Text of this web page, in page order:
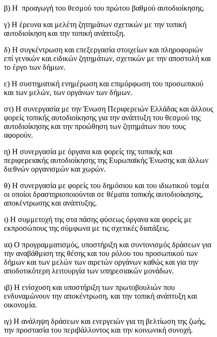
β) Η προαγωγή του θεσμού του πρώτου βαθμού αυτοδιοίκησης.
γ) Η έρευνα και μελέτη ζητημάτων σχετικών με την τοπική
αυτοδιοίκηση και την τοπική ανάπτυξη.
δ) Η συγκέντρωση και επεξεργασία στοιχείων και πληροφοριών
επί γενικών και ειδικών ζητημάτων, σχετικών με την αποστολή και
το έργο των δήμων.
ε) Η συστηματική ενημέρωση και επιμόρφωση του προσωπικού
και των μελών, των οργάνων των δήμων.
στ) Η συνεργασία με την Ένωση Περιφερειών Ελλάδας και άλλους
φορείς τοπικής αυτοδιοίκησης για την ανάπτυξη του θεσμού της
αυτοδιοίκησης και την προώθηση των ζητημάτων που τους
αφορούν.
η) Η συνεργασία με όργανα και φορείς της τοπικής και
περιφερειακής αυτοδιοίκησης της Ευρωπαϊκής Ένωσης και άλλων
διεθνών οργανισμών και χωρών.
θ) Η συνεργασία με φορείς του δημόσιου και του ιδιωτικού τομέα
οι οποίοι δραστηριοποιούνται σε θέματα τοπικής αυτοδιοίκησης,
αποκέντρωσης και ανάπτυξης.
ι) Η συμμετοχή της στα πάσης φύσεως όργανα και φορείς με
εκπροσώπους της σύμφωνα με τις σχετικές διατάξεις.
ια) Ο προγραμματισμός, υποστήριξη και συντονισμός δράσεων για
την αναβάθμιση της θέσης και του ρόλου του προσωπικού των
δήμων και των μελών των αιρετών οργάνων καθώς και για την
αποδοτικότερη λειτουργία των υπηρεσιακών μονάδων.
ιβ) Η ενίσχυση και υποστήριξη των πρωτοβουλιών που
ενδυναμώνουν την αποκέντρωση, και την τοπική ανάπτυξη και
οικονομία.
ιγ) Η ανάληψη δράσεων και ενεργειών για τη βελτίωση της ζωής,
την προστασία του περιβάλλοντος και την κοινωνική συνοχή.